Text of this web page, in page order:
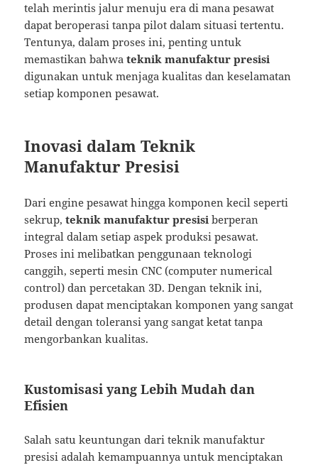
telah merintis jalur menuju era di mana pesawat
dapat beroperasi tanpa pilot dalam situasi tertentu.
Tentunya, dalam proses ini, penting untuk
memastikan bahwateknik manufaktur presisi
digunakan untuk menjaga kualitas dan keselamatan
setiap komponen pesawat.
Inovasi dalam Teknik
Manufaktur Presisi
Dari engine pesawat hingga komponen kecil seperti
sekrup,teknik manufaktur presisi berperan
integral dalam setiap aspek produksi pesawat.
Proses ini melibatkan penggunaan teknologi
canggih, seperti mesin CNC (computer numerical
control) dan percetakan 3D. Dengan teknik ini,
produsen dapat menciptakan komponen yang sangat
detail dengan toleransi yang sangat ketat tanpa
mengorbankan kualitas.
Kustomisasi yang Lebih Mudah dan
Efisien
Salah satu keuntungan dari teknik manufaktur
presisi adalah kemampuannya untuk menciptakan